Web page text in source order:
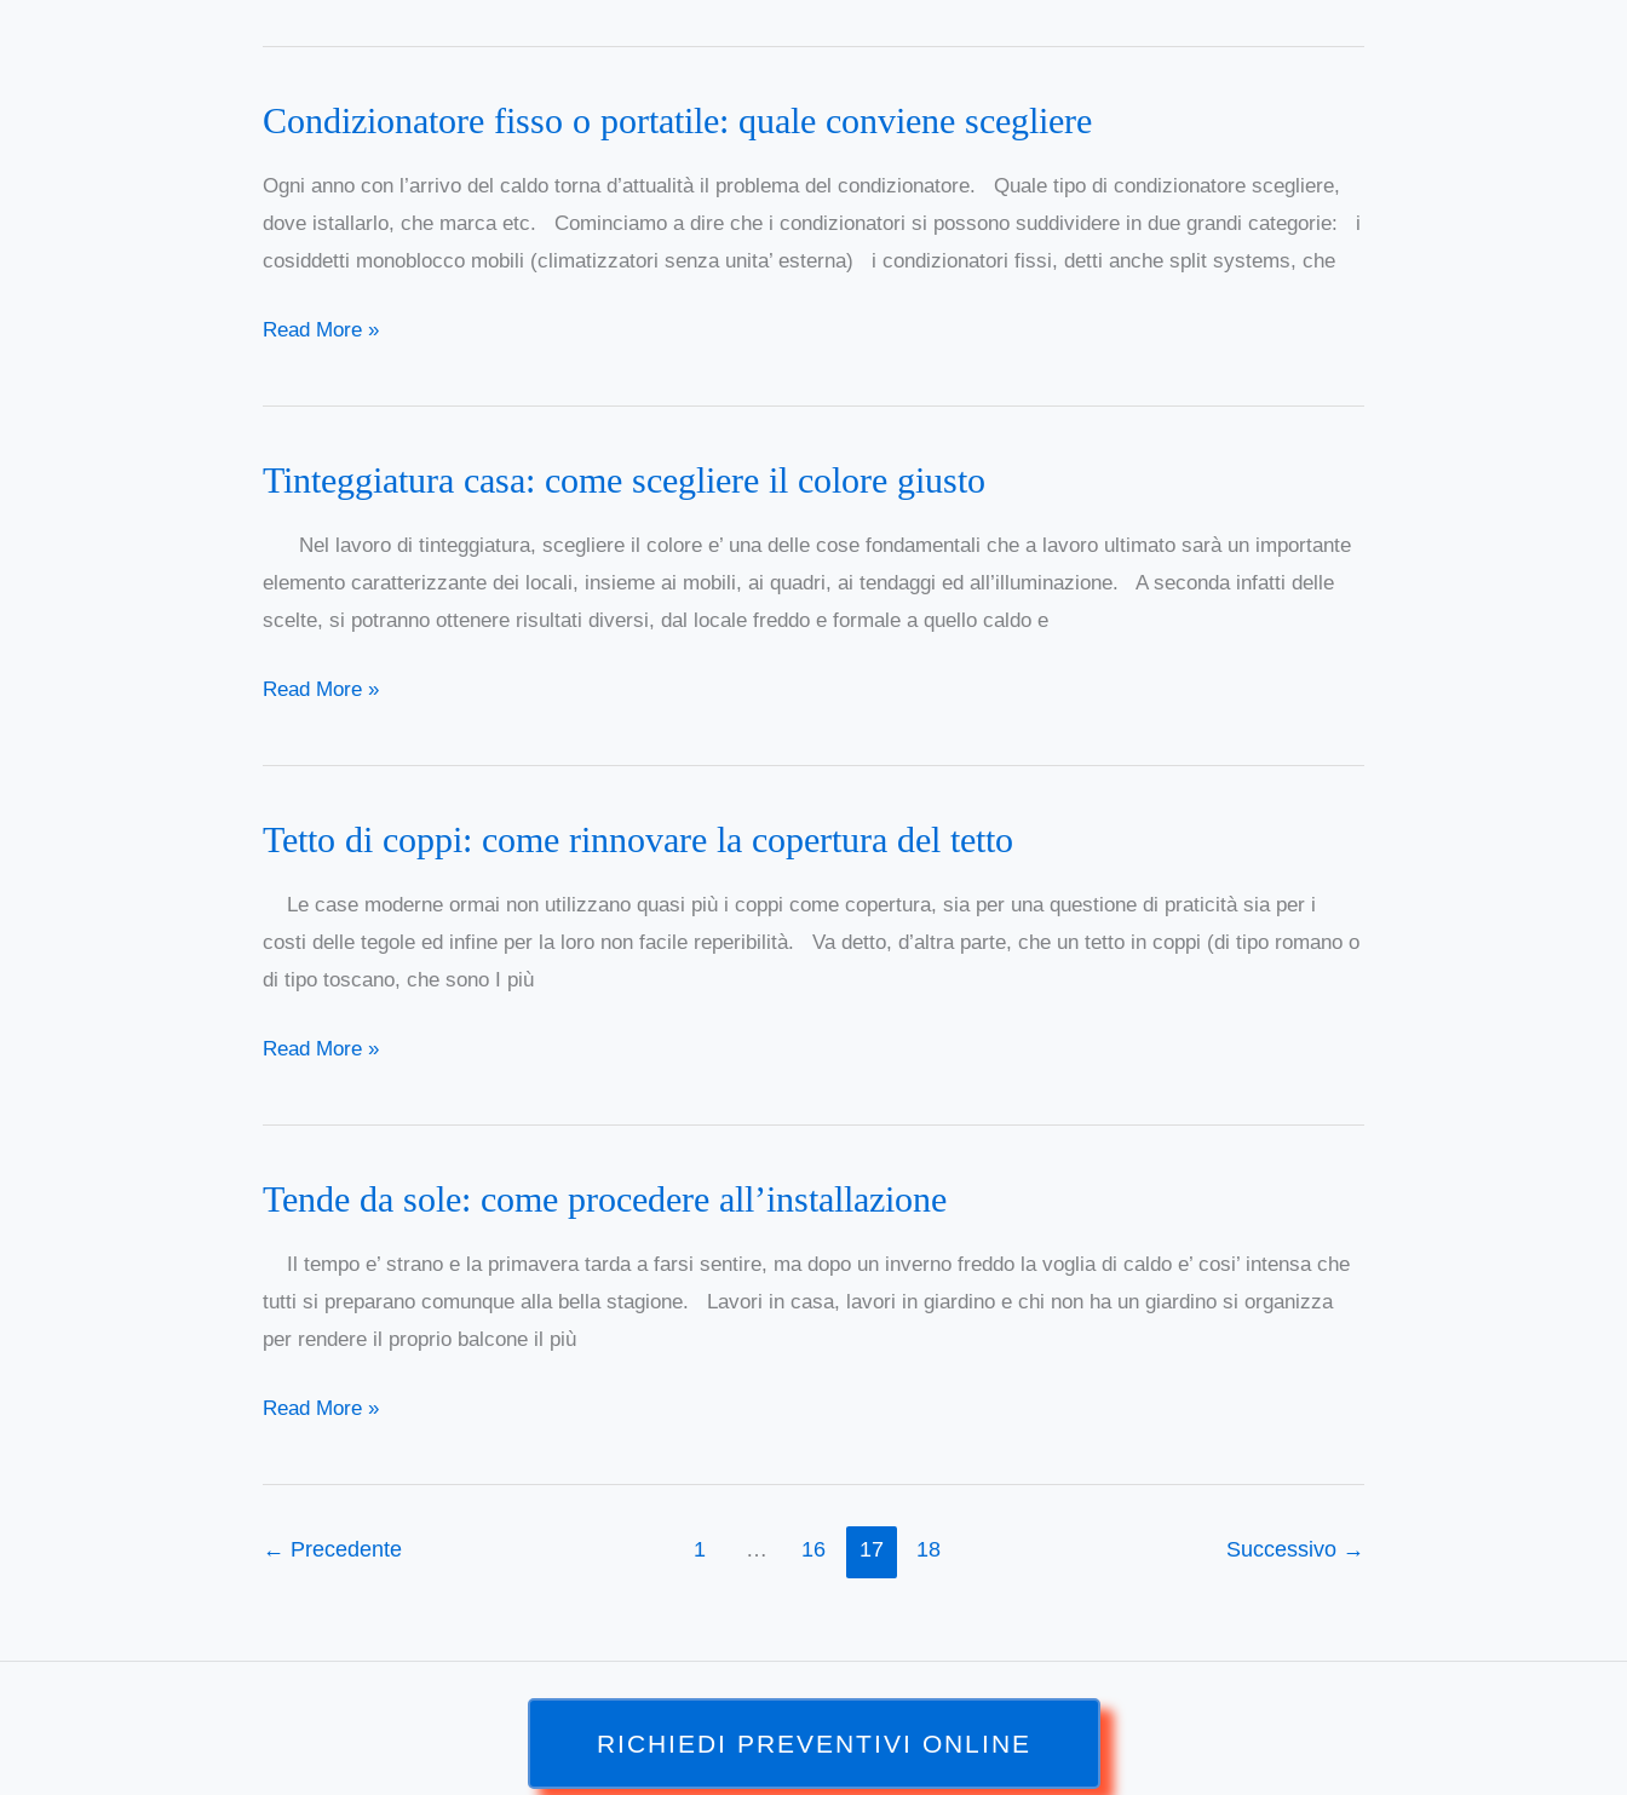
Condizionatore fisso o portatile: quale conviene scegliere
Ogni anno con l’arrivo del caldo torna d’attualità il problema del condizionatore. Quale tipo di condizionatore scegliere,
dove istallarlo, che marca etc. Cominciamo a dire che i condizionatori si possono suddividere in due grandi categorie: i
cosiddetti monoblocco mobili (climatizzatori senza unita’ esterna) i condizionatori fissi, detti anche split systems, che
Condizionatore
o
portatile:
quale
scegliere
Read More »
Tinteggiatura casa: come scegliere il colore giusto
Nel lavoro di tinteggiatura, scegliere il colore e’ una delle cose fondamentali che a lavoro ultimato sarà un importante
elemento caratterizzante dei locali, insieme ai mobili, ai quadri, ai tendaggi ed all’illuminazione. A seconda infatti delle
scelte, si potranno ottenere risultati diversi, dal locale freddo e formale a quello caldo e
Tinteggiatura
come
scegliere
il
giusto
Read More »
Tetto di coppi: come rinnovare la copertura del tetto
Le case moderne ormai non utilizzano quasi più i coppi come copertura, sia per una questione di praticità sia per i
costi delle tegole ed infine per la loro non facile reperibilità. Va detto, d’altra parte, che un tetto in coppi (di tipo romano o
di tipo toscano, che sono I più
Tetto
coppi:
come
rinnovare
copertura
Read More »
Tende da sole: come procedere all’installazione
Il tempo e’ strano e la primavera tarda a farsi sentire, ma dopo un inverno freddo la voglia di caldo e’ cosi’ intensa che
tutti si preparano comunque alla bella stagione. Lavori in casa, lavori in giardino e chi non ha un giardino si organizza
per rendere il proprio balcone il più
Tende
sole:
come
procedere
Read More »
← Precedente 1 … 16 17 18 Successivo →
RICHIEDI PREVENTIVI ONLINE